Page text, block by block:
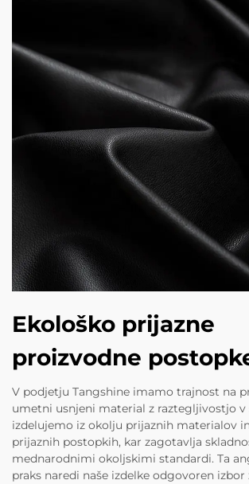
Ekološko prijazne
proizvodne
V podjetju Tangshine imamo trajnost na
umetni usnjeni material z raztegljivostjo
izdelujemo iz okolju prijaznih materialov
prijaznih postopkih, kar zagotavlja
mednarodnimi okoljskimi standardi. Ta
praks naredi naše izdelke odgovoren